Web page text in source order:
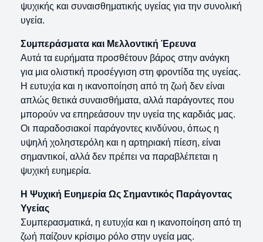
ψυχικής και συναισθηματικής υγείας για την συνολική
υγεία.
Συμπεράσματα και Μελλοντική Έρευνα
Αυτά τα ευρήματα προσθέτουν βάρος στην ανάγκη
για μια ολιστική προσέγγιση στη φροντίδα της υγείας.
Η ευτυχία και η ικανοποίηση από τη ζωή δεν είναι
απλώς θετικά συναισθήματα, αλλά παράγοντες που
μπορούν να επηρεάσουν την υγεία της καρδιάς μας.
Οι παραδοσιακοί παράγοντες κινδύνου, όπως η
υψηλή χοληστερόλη και η αρτηριακή πίεση, είναι
σημαντικοί, αλλά δεν πρέπει να παραβλέπεται η
ψυχική ευημερία.
Η Ψυχική Ευημερία Ως Σημαντικός Παράγοντας
Υγείας
Συμπερασματικά, η ευτυχία και η ικανοποίηση από τη
ζωή παίζουν κρίσιμο ρόλο στην υγεία μας.